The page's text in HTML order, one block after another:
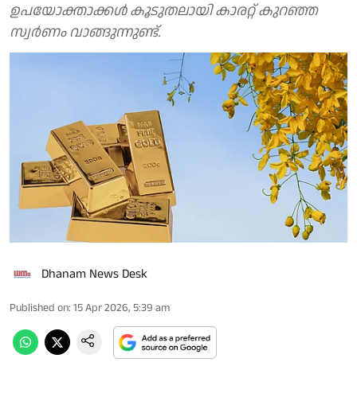
ഉപയോക്താക്കള്‍ കൂടുതലായി കാരറ്റ് കുറഞ്ഞ
സ്വര്‍ണം വാങ്ങുന്നുണ്ട്.
Dhanam News Desk
Published on: 15 Apr 2026, 5:39 am